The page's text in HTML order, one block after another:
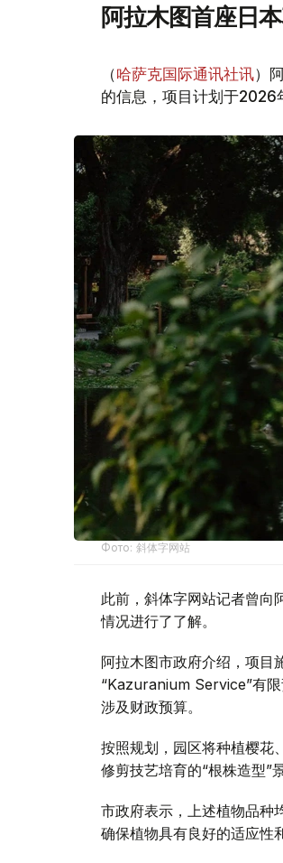
阿拉木图首座日
（哈萨克国际通讯社讯）
的信息，项目计划于2026
Фото: 斜体字网站
此前，斜体字网站记者曾向
情况进行了了解。
阿拉木图市政府介绍，项目
“Kazuranium Service”有
涉及财政预算。
按照规划，园区将种植樱花
修剪技艺培育的“根株造型”
市政府表示，上述植物品种
确保植物具有良好的适应性